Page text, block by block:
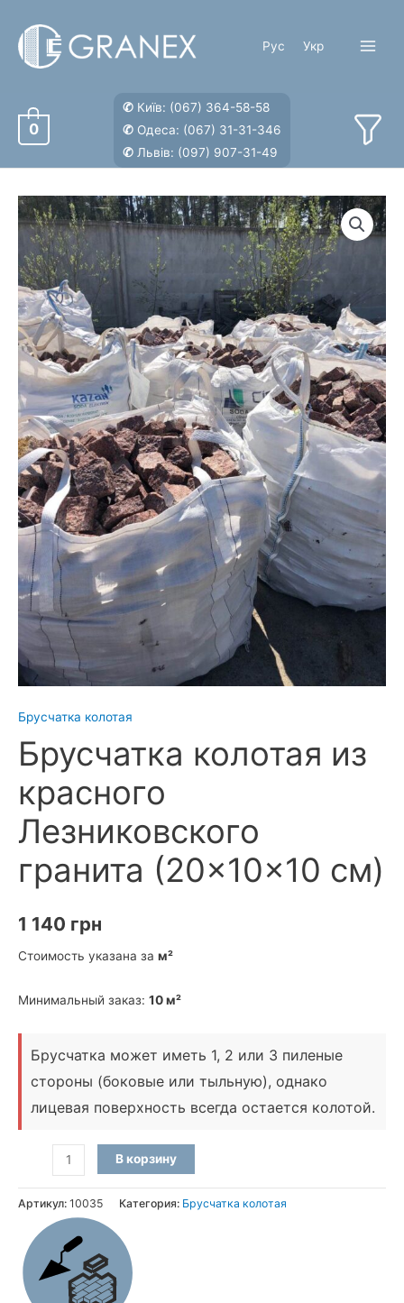
содержимому
Рус Укр
0
✆ Київ: (067) 364-58-58
✆ Одеса: (067) 31-31-346
✆ Львів: (097) 907-31-49
Брусчатка колотая
Брусчатка колотая из
красного
Лезниковского
гранита (20×10×10 см)
1 140 грн
Стоимость указана за м²
Минимальный заказ: 10 м²
Брусчатка может иметь 1, 2 или 3 пиленые
стороны (боковые или тыльную), однако
лицевая поверхность всегда остается колотой.
Количество
товара
Брусчатка
колотая
из
красного
Лезниковского
В корзину
Артикул: 10035 Категория: Брусчатка колотая